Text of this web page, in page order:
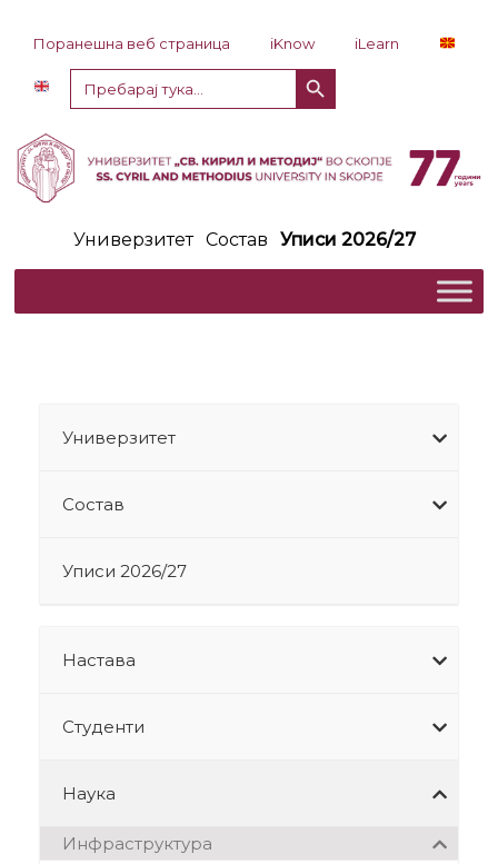
Поранешна веб страница iKnow
iLearn
Пребарај
за:
Копче за пребарување
Универзитет Состав Уписи 2026/27
Универзитет
Состав
Уписи 2026/27
Настава
Студенти
Наука
Инфраструктура